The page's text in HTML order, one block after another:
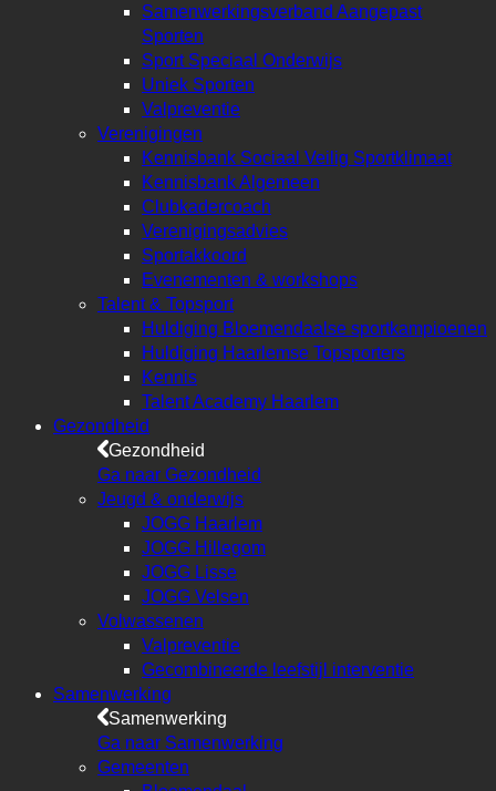
Samenwerkingsverband Aangepast
Sporten
Sport Speciaal Onderwijs
Uniek Sporten
Valpreventie
Verenigingen
Kennisbank Sociaal Veilig Sportklimaat
Kennisbank Algemeen
Clubkadercoach
Verenigingsadvies
Sportakkoord
Evenementen & workshops
Talent & Topsport
Huldiging Bloemendaalse sportkampioenen
Huldiging Haarlemse Topsporters
Kennis
Talent Academy Haarlem
Gezondheid
Gezondheid
Ga naar Gezondheid
Jeugd & onderwijs
JOGG Haarlem
JOGG Hillegom
JOGG Lisse
JOGG Velsen
Volwassenen
Valpreventie
Gecombineerde leefstijl interventie
Samenwerking
Samenwerking
Ga naar Samenwerking
Gemeenten